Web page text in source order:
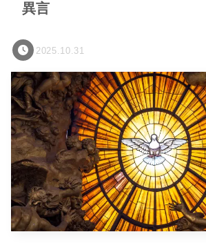
異言
2025.10.31